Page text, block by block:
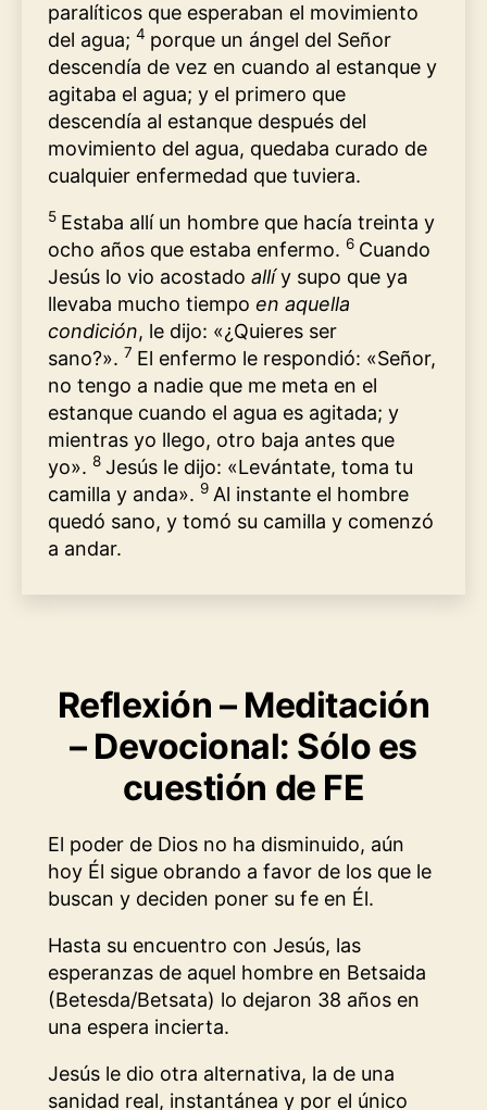
paralíticos que esperaban el movimiento
del agua; 4 porque un ángel del Señor
descendía de vez en cuando al estanque y
agitaba el agua; y el primero que
descendía al estanque después del
movimiento del agua, quedaba curado de
cualquier enfermedad que tuviera.
5 Estaba allí un hombre que hacía treinta y
ocho años que estaba enfermo. 6 Cuando
Jesús lo vio acostado allíy supo que ya
llevaba mucho tiempo en aquella
condición, le dijo: «¿Quieres ser
sano?». 7 El enfermo le respondió: «Señor,
no tengo a nadie que me meta en el
estanque cuando el agua es agitada; y
mientras yo llego, otro baja antes que
yo». 8 Jesús le dijo: «Levántate, toma tu
camilla y anda». 9 Al instante el hombre
quedó sano, y tomó su camilla y comenzó
a andar.
Reflexión – Meditación
– Devocional: Sólo es
cuestión de FE
El poder de Dios no ha disminuido, aún
hoy Él sigue obrando a favor de los que le
buscan y deciden poner su fe en Él.
Hasta su encuentro con Jesús, las
esperanzas de aquel hombre en Betsaida
(Betesda/Betsata) lo dejaron 38 años en
una espera incierta.
Jesús le dio otra alternativa, la de una
sanidad real, instantánea y por el único